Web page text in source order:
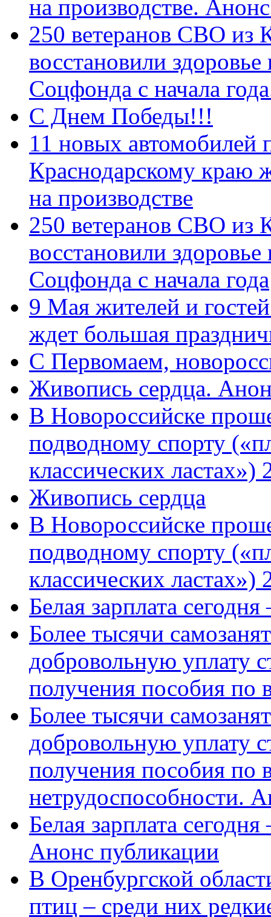
на производстве.
250 ветеранов СВО из
восстановили
Соцфонда с начала
С Днем Победы!!!
11 новых автомобилей
Краснодарскому краю
на производстве
250 ветеранов СВО из
восстановили
Соцфонда с начала года
9 Мая жителей и
ждет большая
C Первомаем,
Живопись сердца.
В Новороссийске
подводному спорту
классических
Живопись сердца
В Новороссийске
подводному спорту
классических ластах»)
Белая зарплата
Более тысячи
добровольную уплату
получения пособия по
Более тысячи
добровольную уплату
получения пособия по
нетрудоспособности.
Белая зарплата
Анонс публикации
В Оренбургской
птиц – среди них